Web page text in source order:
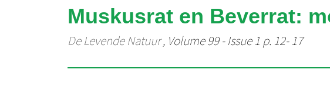
Muskusrat en Beverrat:
De Levende Natuur, Volume 99 - Issue 1 p. 12- 17